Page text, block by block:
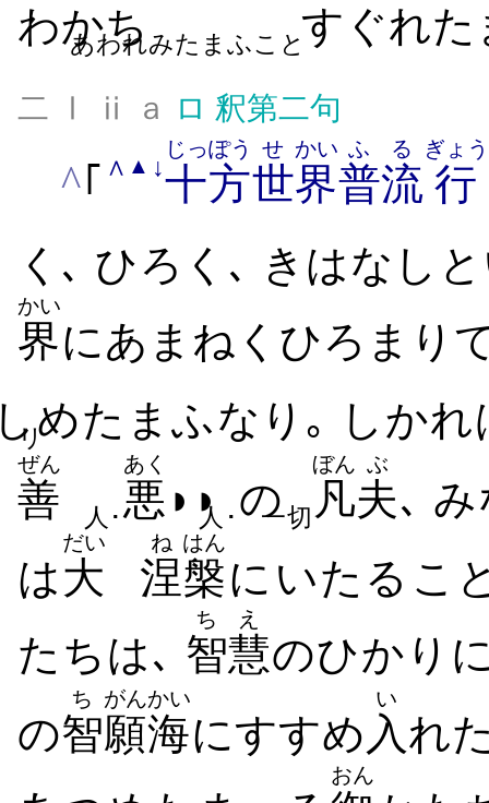
わかち
あわれみたまふことすぐれ​た
二 Ⅰ ⅱ ａ ロ 釈第二句
^｢ ∧ ▲ ↓十方
じっぽう
世
せ
界
かい
普
ふ
流
る
行
ぎょう
く､ ひろく､ きはなし​
界
かい
に​あまねく​ひろま
リめ​たまふ​なり｡ しか
善
ぜん
人･悪
あく
◗◗人･ の一切 凡
ぼん
夫
ぶ
､
は大
だい
涅
ね
槃
はん
に​いたる​こ
たち​は､ 智慧
ちえ
の​ひかり​
の智
ち
願海
がんかい
に​すすめ 入
い
れ​
おん